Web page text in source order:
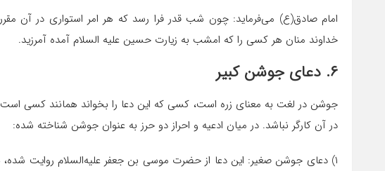
امام صادق(ع) می‌فرماید: چون شب قدر فرا رسد که هر امر استواری در آن
خداوند منان هر کسی را که امشب به زیارت حسین علیه السلام آمده آمرزید.
۶. دعای جوشن کبیر
جوشن در لغت به معنای زره است، کسی که این دعا را بخواند همانند کسی
در آن کارگر نباشد. در میان ادعیه و احراز دو حرز به عنوان جوشن شناخته شده:
۱) دعای جوشن صغیر: این دعا از حضرت موسی بن جعفر علیه‌السلام روایت شده،